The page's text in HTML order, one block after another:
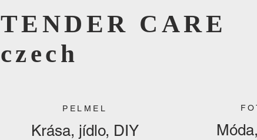
TENDER CARE
czech
PELMEL
Krása, jídlo, DIY